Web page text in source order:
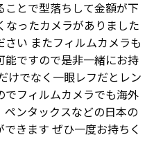
とで型落ちして金額が下
なったカメラがありました
い またフィルムカメラも
ですので是非一緒にお持
けでなく一眼レフだとレン
でフィルムカメラでも海外
ンタックスなどの日本の
きます ぜひ一度お持ちく